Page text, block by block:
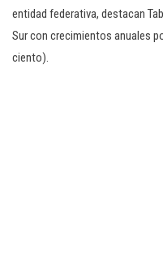
entidad federativa, destacan
Sur con crecimientos anuales
ciento).